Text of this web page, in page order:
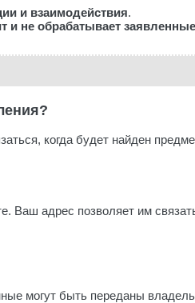
и взаимодействия.
и не обрабатывает
когда будет найден
Ваш адрес позволяет им
могут быть переданы